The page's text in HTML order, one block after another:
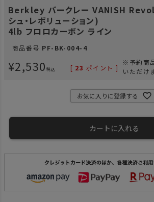
Berkley バークレー VANISH
シュ・レボリューション)
4lb フロロカーボン ライン
商品番号 PF-BK-004-4
¥2,530 税込 [ 23 ポイント ]
※予約商
いただけ
お気に入りに登録する
カートに入れる